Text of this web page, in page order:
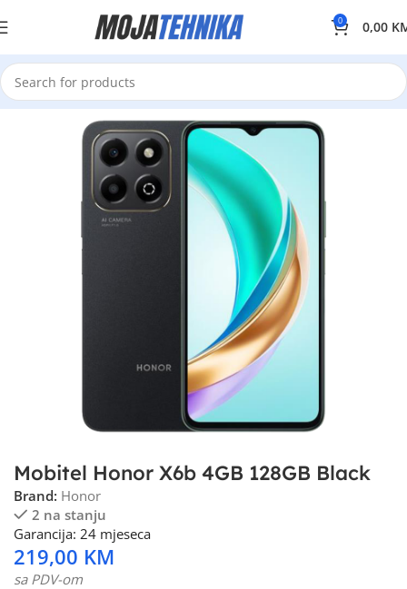
0 0,00
Mobitel Honor X6b 4GB 128GB Black
Brand: Honor
2 na stanju
Garancija: 24 mjeseca
219,00 KM
sa PDV-om